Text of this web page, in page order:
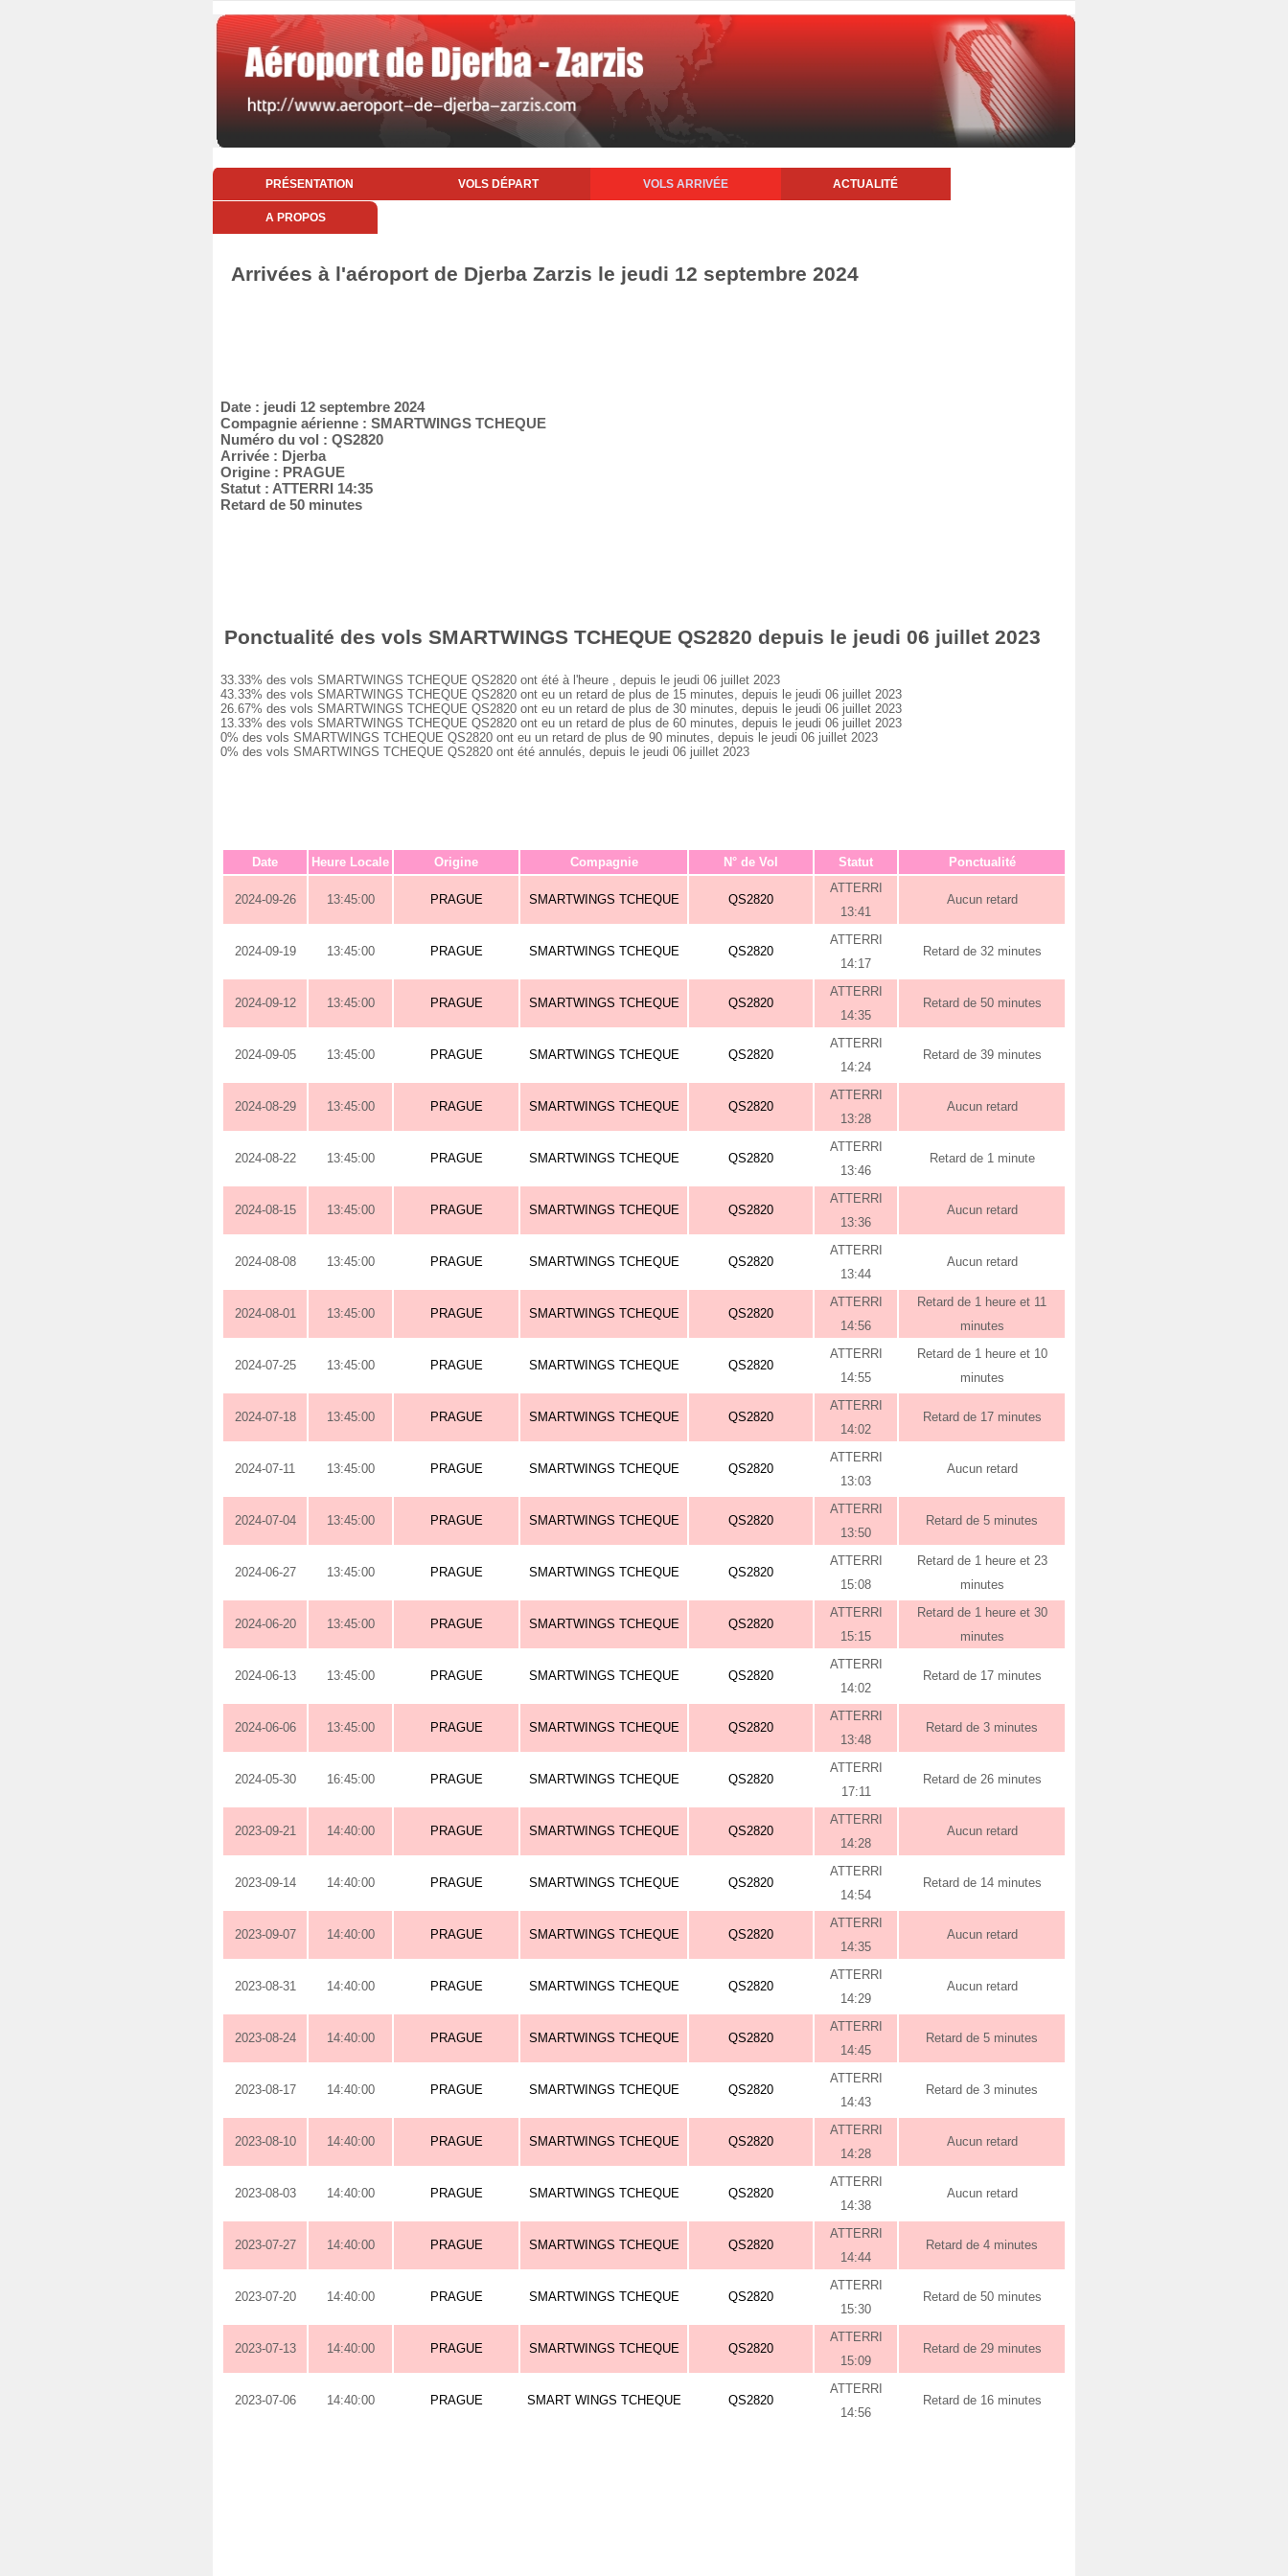
PRÉSENTATION VOLS DÉPART VOLS ARRIVÉE ACTUALITÉ
A PROPOS
Arrivées à l'aéroport de Djerba Zarzis le jeudi 12 septembre 2024
Date : jeudi 12 septembre 2024
Compagnie aérienne : SMARTWINGS TCHEQUE
Numéro du vol : QS2820
Arrivée : Djerba
Origine : PRAGUE
Statut : ATTERRI 14:35
Retard de 50 minutes
Ponctualité des vols SMARTWINGS TCHEQUE QS2820 depuis le jeudi 06 juillet 2023
33.33% des vols SMARTWINGS TCHEQUE QS2820 ont été à l'heure , depuis le jeudi 06 juillet 2023
43.33% des vols SMARTWINGS TCHEQUE QS2820 ont eu un retard de plus de 15 minutes, depuis le jeudi 06 juillet 2023
26.67% des vols SMARTWINGS TCHEQUE QS2820 ont eu un retard de plus de 30 minutes, depuis le jeudi 06 juillet 2023
13.33% des vols SMARTWINGS TCHEQUE QS2820 ont eu un retard de plus de 60 minutes, depuis le jeudi 06 juillet 2023
0% des vols SMARTWINGS TCHEQUE QS2820 ont eu un retard de plus de 90 minutes, depuis le jeudi 06 juillet 2023
0% des vols SMARTWINGS TCHEQUE QS2820 ont été annulés, depuis le jeudi 06 juillet 2023
Date Heure Locale Origine Compagnie N° de Vol Statut Ponctualité
2024-09-26 13:45:00 PRAGUE SMARTWINGS TCHEQUE QS2820
ATTERRI
13:41
Aucun retard
2024-09-19 13:45:00 PRAGUE SMARTWINGS TCHEQUE QS2820
ATTERRI
14:17
Retard de 32 minutes
2024-09-12 13:45:00 PRAGUE SMARTWINGS TCHEQUE QS2820
ATTERRI
14:35
Retard de 50 minutes
2024-09-05 13:45:00 PRAGUE SMARTWINGS TCHEQUE QS2820
ATTERRI
14:24
Retard de 39 minutes
2024-08-29 13:45:00 PRAGUE SMARTWINGS TCHEQUE QS2820
ATTERRI
13:28
Aucun retard
2024-08-22 13:45:00 PRAGUE SMARTWINGS TCHEQUE QS2820
ATTERRI
13:46
Retard de 1 minute
2024-08-15 13:45:00 PRAGUE SMARTWINGS TCHEQUE QS2820
ATTERRI
13:36
Aucun retard
2024-08-08 13:45:00 PRAGUE SMARTWINGS TCHEQUE QS2820
ATTERRI
13:44
Aucun retard
2024-08-01 13:45:00 PRAGUE SMARTWINGS TCHEQUE QS2820
ATTERRI
14:56
Retard de 1 heure et 11
minutes
2024-07-25 13:45:00 PRAGUE SMARTWINGS TCHEQUE QS2820
ATTERRI
14:55
Retard de 1 heure et 10
minutes
2024-07-18 13:45:00 PRAGUE SMARTWINGS TCHEQUE QS2820
ATTERRI
14:02
Retard de 17 minutes
2024-07-11 13:45:00 PRAGUE SMARTWINGS TCHEQUE QS2820
ATTERRI
13:03
Aucun retard
2024-07-04 13:45:00 PRAGUE SMARTWINGS TCHEQUE QS2820
ATTERRI
13:50
Retard de 5 minutes
2024-06-27 13:45:00 PRAGUE SMARTWINGS TCHEQUE QS2820
ATTERRI
15:08
Retard de 1 heure et 23
minutes
2024-06-20 13:45:00 PRAGUE SMARTWINGS TCHEQUE QS2820
ATTERRI
15:15
Retard de 1 heure et 30
minutes
2024-06-13 13:45:00 PRAGUE SMARTWINGS TCHEQUE QS2820
ATTERRI
14:02
Retard de 17 minutes
2024-06-06 13:45:00 PRAGUE SMARTWINGS TCHEQUE QS2820
ATTERRI
13:48
Retard de 3 minutes
2024-05-30 16:45:00 PRAGUE SMARTWINGS TCHEQUE QS2820
ATTERRI
17:11
Retard de 26 minutes
2023-09-21 14:40:00 PRAGUE SMARTWINGS TCHEQUE QS2820
ATTERRI
14:28
Aucun retard
2023-09-14 14:40:00 PRAGUE SMARTWINGS TCHEQUE QS2820
ATTERRI
14:54
Retard de 14 minutes
2023-09-07 14:40:00 PRAGUE SMARTWINGS TCHEQUE QS2820
ATTERRI
14:35
Aucun retard
2023-08-31 14:40:00 PRAGUE SMARTWINGS TCHEQUE QS2820
ATTERRI
14:29
Aucun retard
2023-08-24 14:40:00 PRAGUE SMARTWINGS TCHEQUE QS2820
ATTERRI
14:45
Retard de 5 minutes
2023-08-17 14:40:00 PRAGUE SMARTWINGS TCHEQUE QS2820
ATTERRI
14:43
Retard de 3 minutes
2023-08-10 14:40:00 PRAGUE SMARTWINGS TCHEQUE QS2820
ATTERRI
14:28
Aucun retard
2023-08-03 14:40:00 PRAGUE SMARTWINGS TCHEQUE QS2820
ATTERRI
14:38
Aucun retard
2023-07-27 14:40:00 PRAGUE SMARTWINGS TCHEQUE QS2820
ATTERRI
14:44
Retard de 4 minutes
2023-07-20 14:40:00 PRAGUE SMARTWINGS TCHEQUE QS2820
ATTERRI
15:30
Retard de 50 minutes
2023-07-13 14:40:00 PRAGUE SMARTWINGS TCHEQUE QS2820
ATTERRI
15:09
Retard de 29 minutes
2023-07-06 14:40:00 PRAGUE SMART WINGS TCHEQUE QS2820
ATTERRI
14:56
Retard de 16 minutes